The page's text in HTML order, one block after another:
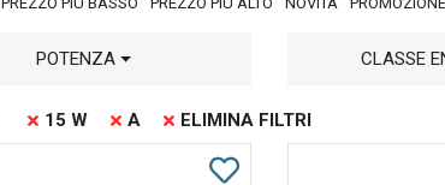
POTENZA CLASSE
15 W A ELIMINA FILTRI